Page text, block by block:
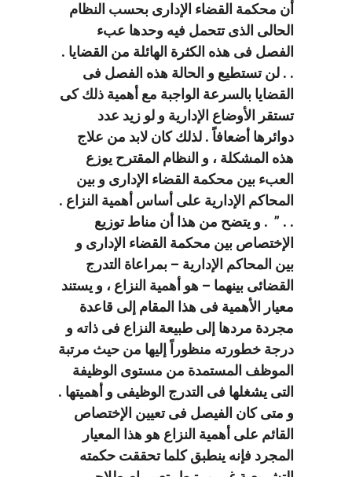
أن محكمة القضاء الإدارى بحسب النظام
الحالى الذى تتحمل فيه وحدها عبء
الفصل فى هذه الكثرة الهائلة من القضايا .
. . لن تستطيع و الحالة هذه الفصل فى
القضايا بالسرعة الواجبة مع أهمية ذلك كى
تستقر الأوضاع الإدارية و لو زيد عدد
دوائرها أضعافاً . لذلك كان لابد من علاج
هذه المشكلة ، و النظام المقترح يوزع
العبء بين محكمة القضاء الإدارى و بين
المحاكم الإدارية على أساس أهمية النزاع .
. . ” ‏. و يتضح من هذا أن مناط توزيع
الإختصاص بين محكمة القضاء الإدارى و
بين المحاكم الإدارية – بمراعاة التدرج
القضائى بينهما – هو أهمية النزاع ، و يستند
معيار الأهمية فى هذا المقام إلى قاعدة
مجردة مردها إلى طبيعة النزاع فى ذاته و
درجة خطورته منظوراً إليها من حيث مرتبة
الموظف المستمدة من مستوى الوظيفة
التى يشغلها فى التدرج الوظيفى و أهميتها .
و متى كان الفيصل فى تعيين الإختصاص
القائم على أهمية النزاع هو هذا المعيار
المجرد فإنه ينطبق كلما تحققت حكمته